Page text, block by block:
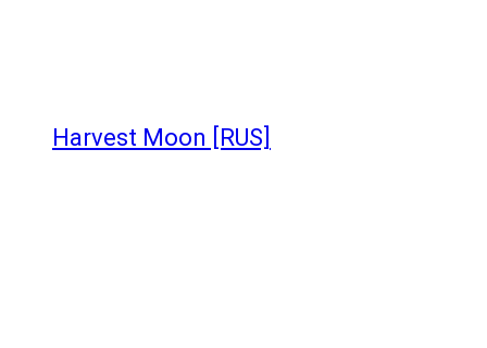
Harvest Moon [RUS]